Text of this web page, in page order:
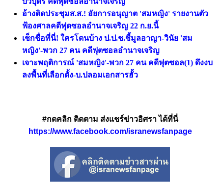
อ้างติดประชุมส.ส.! อัยการอนุญาต 'สมหญิง' รายงานตัว
ฟ้องศาลคดีฟุตซอลอำนาจเจริญ 22 ก.ย.นี้
เช็กชื่อที่นี่! ใครโดนบ้าง ป.ป.ช.ชี้มูลอาญา-วินัย 'สม
หญิง'-พวก 27 คน คดีฟุตซอลอำนาจเจริญ
เจาะพฤติการณ์ 'สมหญิง'-พวก 27 คน คดีฟุตซอล(1) ดึงงบ
ลงพื้นที่เลือกตั้ง-บ.ปลอมเอกสารฮั้ว
#กดคลิก ติดตาม ส่งแชร์ข่าวอิศรา ได้ที่นี่
https://www.facebook.com/isranewsfanpage